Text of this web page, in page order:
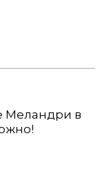
Меландри в